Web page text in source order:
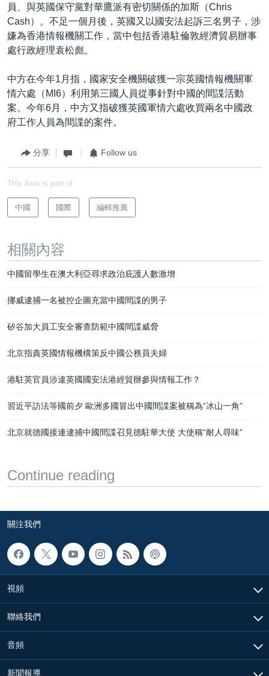
員、與英國保守黨對華鷹派有密切關係的加斯（Chris
Cash）。不足一個月後，英國又以國安法起訴三名男子，涉
嫌為香港情報機關工作，當中包括香港駐倫敦經濟貿易辦事
處行政經理袁松彪。
中方在今年1月指，國家安全機關破獲一宗英國情報機關軍
情六處（MI6）利用第三國人員從事針對中國的間諜活動
案。今年6月，中方又指破獲英國軍情六處收買兩名中國政
府工作人員為間諜的案件。
分享 Follow us
This item is part of
中國 國際 編輯推薦
相關內容
中國留學生在澳大利亞尋求政治庇護人數激增
挪威逮捕一名被控企圖充當中國間諜的男子
矽谷加大員工安全審查防範中國間諜威脅
北京指責英國情報機構策反中國公務員夫婦
港駐英官員涉違英國國安法港經貿辦參與情報工作？
習近平訪法等國前夕 歐洲多國冒出中國間諜案被稱為“冰山一角”
北京就德國接連逮捕中國間諜召見德駐華大使 大使稱“耐人尋味”
Continue reading
關注我們
視頻
聯絡我們
音頻
新聞報導